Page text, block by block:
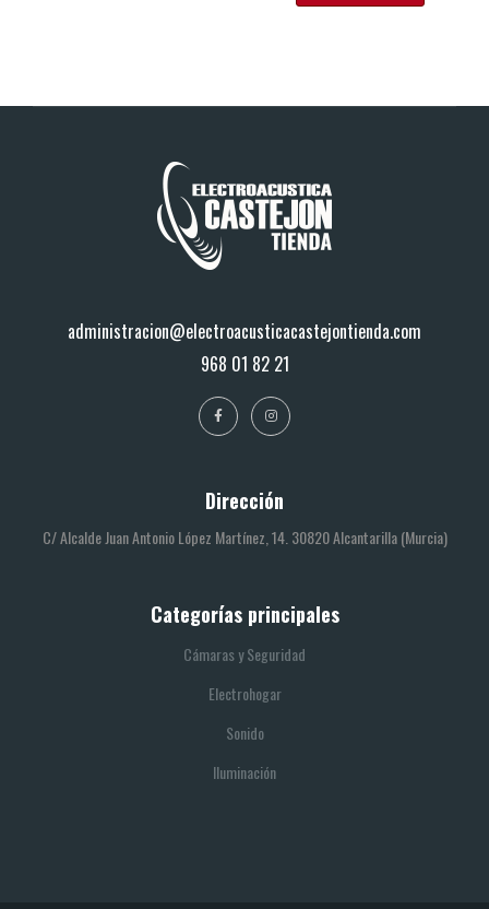
administracion@electroacusticacastejontienda.com
968 01 82 21
Dirección
C/ Alcalde Juan Antonio López Martínez, 14. 30820 Alcantarilla (Murcia)
Categorías principales
Cámaras y Seguridad
Electrohogar
Sonido
Iluminación